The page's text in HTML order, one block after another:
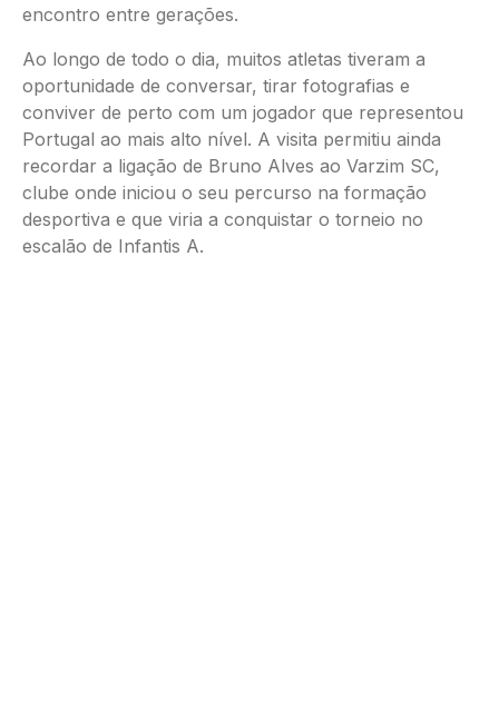
encontro entre gerações.
Ao longo de todo o dia, muitos atletas tiveram a
oportunidade de conversar, tirar fotografias e
conviver de perto com um jogador que representou
Portugal ao mais alto nível. A visita permitiu ainda
recordar a ligação de Bruno Alves ao Varzim SC,
clube onde iniciou o seu percurso na formação
desportiva e que viria a conquistar o torneio no
escalão de Infantis A.